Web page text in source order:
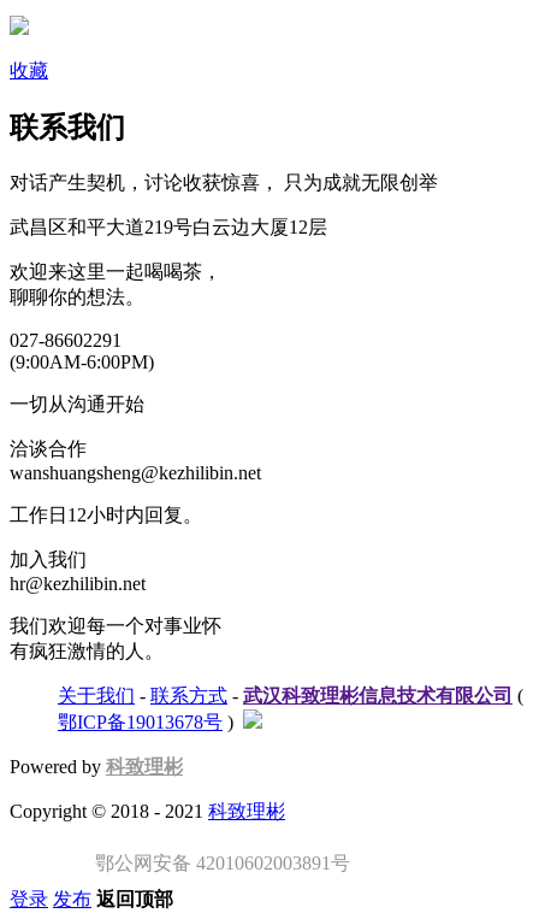
收藏
联系我们
对话产生契机，讨论收获惊喜， 只为成就无限创举
武昌区和平大道219号白云边大厦12层
欢迎来这里一起喝喝茶，
聊聊你的想法。
027-86602291
(9:00AM-6:00PM)
一切从沟通开始
洽谈合作
wanshuangsheng@kezhilibin.net
工作日12小时内回复。
加入我们
hr@kezhilibin.net
我们欢迎每一个对事业怀
有疯狂激情的人。
关于我们 - 联系方式 - 武汉科致理彬信息技术有限公司 (
鄂ICP备19013678号 )
Powered by 科致理彬
Copyright © 2018 - 2021 科致理彬
鄂公网安备 42010602003891号
登录 发布 返回顶部